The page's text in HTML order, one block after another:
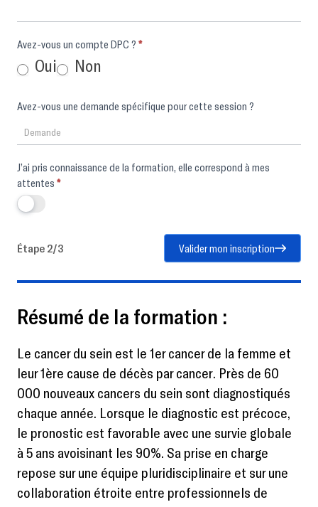
Avez-vous un compte DPC ? *
Oui Non
Avez-vous une demande spécifique pour cette session ?
J’ai pris connaissance de la formation, elle correspond à mes
attentes *
Étape 2/3 Valider mon inscription
Résumé de la formation :
Le cancer du sein est le 1er cancer de la femme et
leur 1ère cause de décès par cancer. Près de 60
000 nouveaux cancers du sein sont diagnostiqués
chaque année. Lorsque le diagnostic est précoce,
le pronostic est favorable avec une survie globale
à 5 ans avoisinant les 90%. Sa prise en charge
repose sur une équipe pluridisciplinaire et sur une
collaboration étroite entre professionnels de